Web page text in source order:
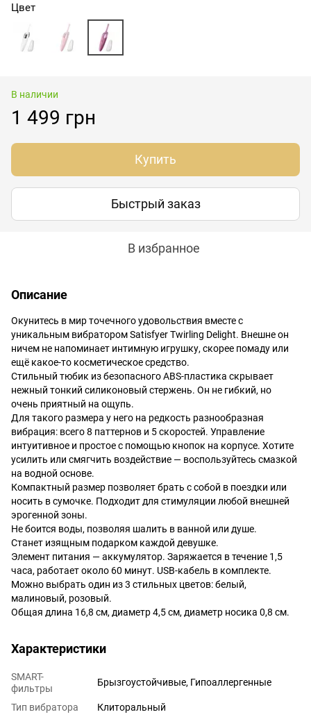
Цвет
В наличии
1 499 грн
Купить
Быстрый заказ
В избранное
Описание
Окунитесь в мир точечного удовольствия вместе с
уникальным вибратором Satisfyer Twirling Delight. Внешне он
ничем не напоминает интимную игрушку, скорее помаду или
ещё какое-то косметическое средство.
Стильный тюбик из безопасного ABS-пластика скрывает
нежный тонкий силиконовый стержень. Он не гибкий, но
очень приятный на ощупь.
Для такого размера у него на редкость разнообразная
вибрация: всего 8 паттернов и 5 скоростей. Управление
интуитивное и простое с помощью кнопок на корпусе. Хотите
усилить или смягчить воздействие — воспользуйтесь смазкой
на водной основе.
Компактный размер позволяет брать с собой в поездки или
носить в сумочке. Подходит для стимуляции любой внешней
эрогенной зоны.
Не боится воды, позволяя шалить в ванной или душе.
Станет изящным подарком каждой девушке.
Элемент питания — аккумулятор. Заряжается в течение 1,5
часа, работает около 60 минут. USB-кабель в комплекте.
Можно выбрать один из 3 стильных цветов: белый,
малиновый, розовый.
Общая длина 16,8 см, диаметр 4,5 см, диаметр носика 0,8 см.
Характеристики
SMART-
фильтры
Брызгоустойчивые, Гипоаллергенные
Тип вибратора
Клиторальный